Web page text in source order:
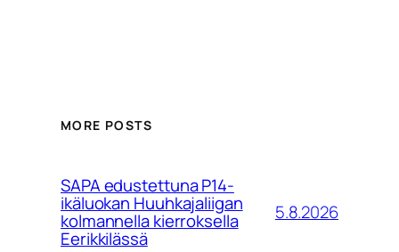
MORE POSTS
SAPA edustettuna P14-
ikäluokan Huuhkajaliigan
kolmannella kierroksella
Eerikkilässä
5.8.2026